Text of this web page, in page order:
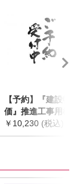
【予約】『建設物
価』推進工事用機械
器具等基礎価格表
2026年度版
￥10,230 (税込)